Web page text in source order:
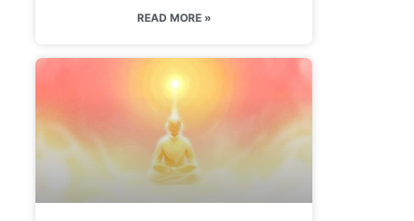
READ MORE »